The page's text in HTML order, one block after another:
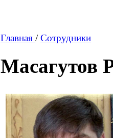
Главная /Сотрудники
Масагутов